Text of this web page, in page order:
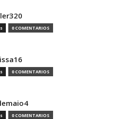
0 COMENTARIOS
0 COMENTARIOS
0 COMENTARIOS